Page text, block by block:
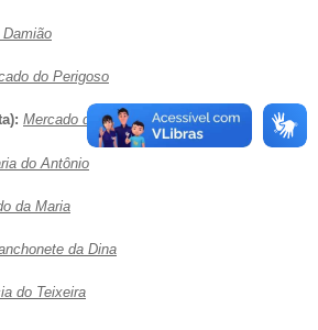
do Perigoso
Mercado da Cristina
do Antônio
da Maria
da Dina
do Teixeira